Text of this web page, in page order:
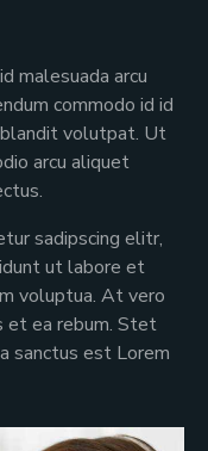
malesuada arcu
commodo id id
volutpat. Ut
arcu aliquet
sadipscing elitr,
ut labore et
voluptua. At vero
et ea rebum. Stet
sanctus est Lorem